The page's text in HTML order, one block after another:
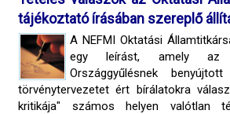
tájékoztató írásában szereplő
A NEFMI Oktatási
egy leírást, amely
Országgyűlésnek
törvénytervezetet ért bírálatokra
kritikája" számos helyen valótlan